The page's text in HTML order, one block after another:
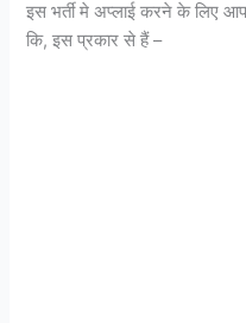
इस भर्ती मे अप्लाई करने के लिए
कि, इस प्रकार से हैं –